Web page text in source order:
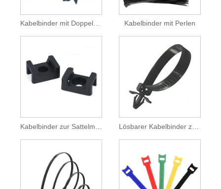
Kabelbinder mit Doppelverriegelung Kabelbinder mit Perlen